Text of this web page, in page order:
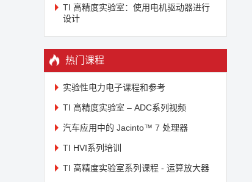
TI 高精度实验室：使用电机驱动器进行
设计
热门课程
实验性电力电子课程和参考
TI 高精度实验室 – ADC系列视频
汽车应用中的 Jacinto™ 7 处理器
TI HVI系列培训
TI 高精度实验室系列课程 - 运算放大器